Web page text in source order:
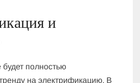
и
полностью
на электрификацию. В